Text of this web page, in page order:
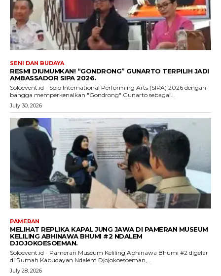
SENI DAN BUDAYA
RESMI DIUMUMKAN! “GONDRONG” GUNARTO TERPILIH JADI
AMBASSADOR SIPA 2026.
Soloevent.id - Solo International Performing Arts (SIPA) 2026 dengan
bangga memperkenalkan "Gondrong" Gunarto sebagai...
July 30, 2026
PAMERAN
MELIHAT REPLIKA KAPAL JUNG JAWA DI PAMERAN MUSEUM
KELILING ABHINAWA BHUMI #2 NDALEM
DJOJOKOESOEMAN.
Soloevent.id - Pameran Museum Keliling Abhinawa Bhumi #2 digelar
di Rumah Kabudayan Ndalem Djojokoesoeman,...
July 28, 2026